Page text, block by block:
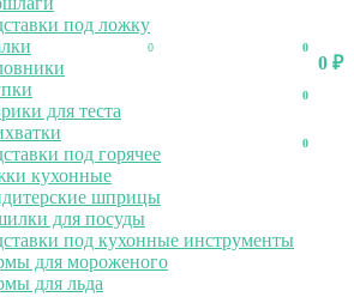
0
0 ₽
0
0
0
под ложку
для теста
под горячее
кухонные
шприцы
для посуды
под кухонные инструменты
для мороженого
для льда